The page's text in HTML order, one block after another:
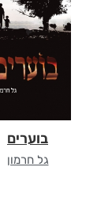
בוערים
גל חרמון